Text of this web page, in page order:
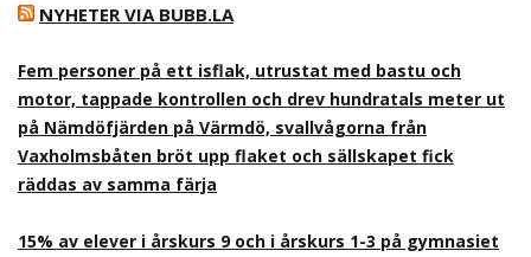
NYHETER VIA BUBB.LA
Fem personer på ett isflak, utrustat med bastu och
motor, tappade kontrollen och drev hundratals meter ut
på Nämdöfjärden på Värmdö, svallvågorna från
Vaxholmsbåten bröt upp flaket och sällskapet fick
räddas av samma färja
15% av elever i årskurs 9 och i årskurs 1-3 på gymnasiet